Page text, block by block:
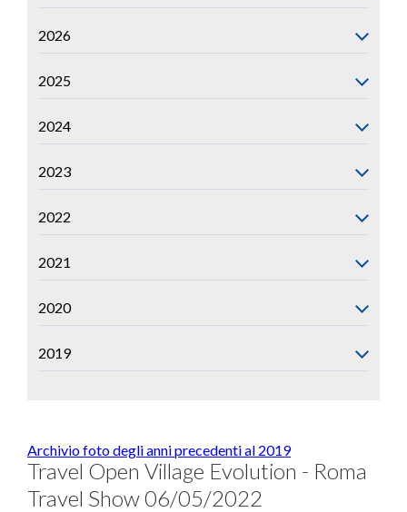
2026
2025
2024
2023
2022
2021
2020
2019
Archivio foto degli anni precedenti al 2019
Travel Open Village Evolution - Roma
Travel Show 06/05/2022